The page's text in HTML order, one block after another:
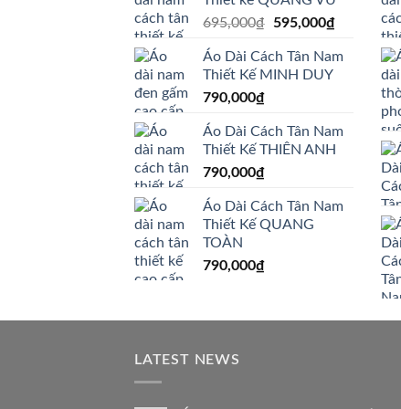
695,000₫
Giá
là:
695,000₫.
595,000₫Giá
tại
595,000₫.
Áo Dài Cách Tân Nam
Thiết Kế MINH DUY
790,000₫
Áo Dài Cách Tân Nam
Thiết Kế THIÊN ANH
790,000₫
Áo Dài Cách Tân Nam
Thiết Kế QUANG
TOÀN
790,000₫
LATEST NEWS